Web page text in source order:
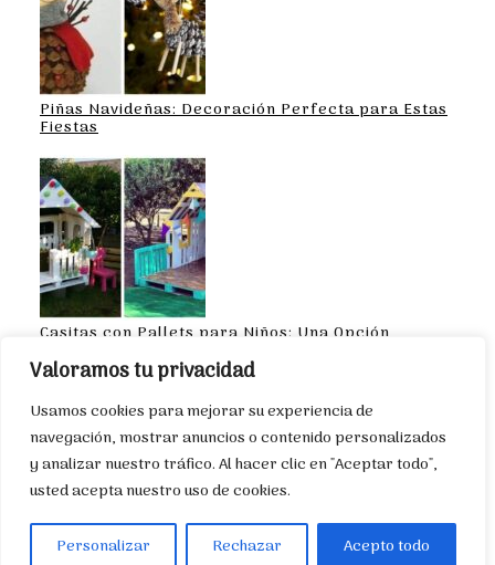
Valoramos tu privacidad
Usamos cookies para mejorar su experiencia de
navegación, mostrar anuncios o contenido personalizados
y analizar nuestro tráfico. Al hacer clic en "Aceptar todo",
usted acepta nuestro uso de cookies.
Personalizar Rechazar Acepto todo
Piñas Navideñas: Decoración Perfecta para Estas
Fiestas
Casitas con Pallets para Niños: Una Opción
Hágalo usted mismo. @2023 – Todos los
derechos reservados. DIYCONSEJOS.COM –
Búscanos como: @DIYCONSEJOS EN FACEBOOK.